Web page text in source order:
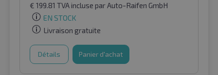
€ 199.81 TVA incluse par Auto-Raifen GmbH
EN STOCK
Livraison gratuite
Détails Panier d'achat